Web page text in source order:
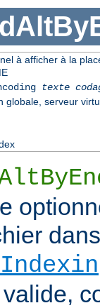
à afficher à la
texte
globale, serveur